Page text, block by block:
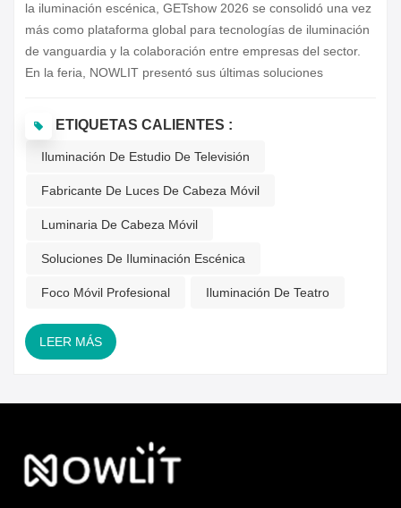
la iluminación escénica, GETshow 2026 se consolidó una vez
más como plataforma global para tecnologías de iluminación
de vanguardia y la colaboración entre empresas del sector.
En la feria, NOWLIT presentó sus últimas soluciones
expertos, distribuidores y socios internacionales.Durante todo
el evento, el stand de NOWLIT se mantuvo muy activo, con
profesionales de todo el mundo participando en debates
presencia global de la marca.Lanzamiento del modelo
gamaFábrica de focos móviles LED de perfil VP1200 de 1000
WVK...
ETIQUETAS CALIENTES :
Iluminación De Estudio De Televisión
Fabricante De Luces De Cabeza Móvil
Luminaria De Cabeza Móvil
Soluciones De Iluminación Escénica
Foco Móvil Profesional Iluminación De Teatro
LEER MÁS